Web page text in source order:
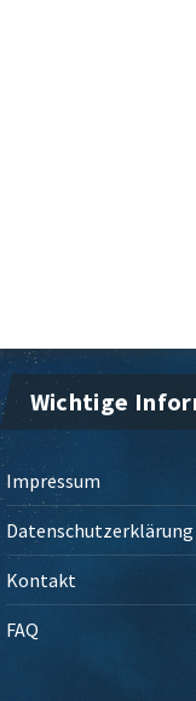
Wichtige
Impressum
Datenschutzerklärung
Kontakt
FAQ